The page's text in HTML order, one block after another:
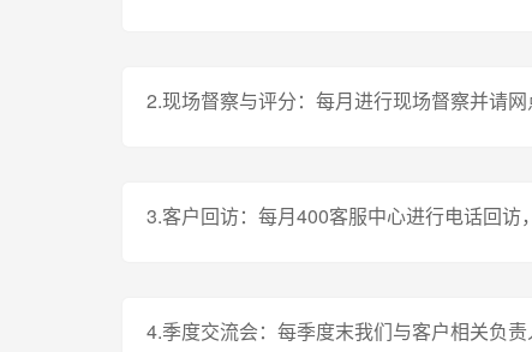
2.现场督察与评分：每月进行现场督察并请
3.客户回访：每月400客服中心进行电话回访
4.季度交流会：每季度末我们与客户相关负